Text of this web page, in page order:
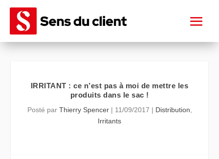
IRRITANT : ce n’est pas à moi de mettre les
produits dans le sac !
Posté par Thierry Spencer| 11/09/2017 | Distribution
Irritants